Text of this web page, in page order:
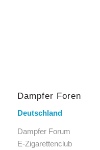
Dampfer Foren
Deutschland
Dampfer Forum
E-Zigarettenclub